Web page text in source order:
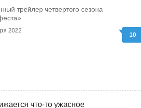
трейлер четвертого сезона
2022
10
что-то ужасное